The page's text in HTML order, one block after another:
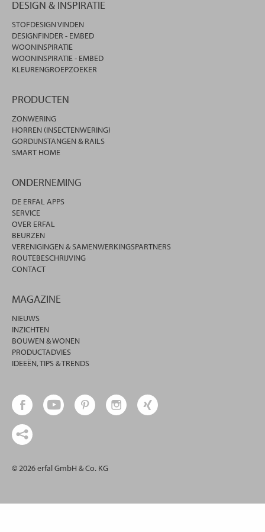
DESIGN & INSPIRATIE
STOFDESIGN VINDEN
DESIGNFINDER - EMBED
WOONINSPIRATIE
WOONINSPIRATIE - EMBED
KLEURENGROEPZOEKER
PRODUCTEN
ZONWERING
HORREN (INSECTENWERING)
GORDIJNSTANGEN & RAILS
SMART HOME
ONDERNEMING
DE ERFAL APPS
SERVICE
OVER ERFAL
BEURZEN
VERENIGINGEN & SAMENWERKINGSPARTNERS
ROUTEBESCHRIJVING
CONTACT
MAGAZINE
NIEUWS
INZICHTEN
BOUWEN & WONEN
PRODUCTADVIES
IDEEËN, TIPS & TRENDS
© 2026 erfal GmbH & Co. KG